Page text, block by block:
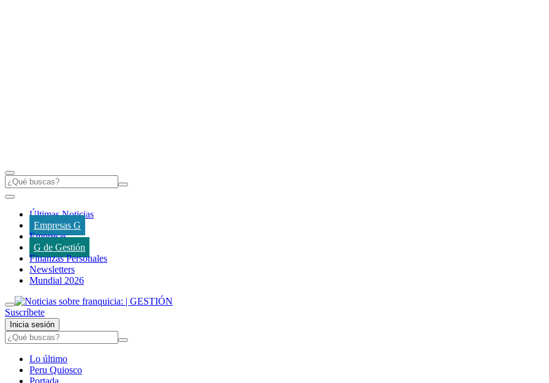
Últimas Noticias
Empresas G
Empresas
G de Gestión
Finanzas Personales
Newsletters
Mundial 2026
Suscríbete
Inicia sesión
Lo último
Peru Quiosco
Portada